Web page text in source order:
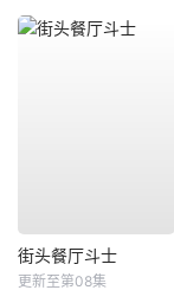
街头餐厅斗士
更新至第08集